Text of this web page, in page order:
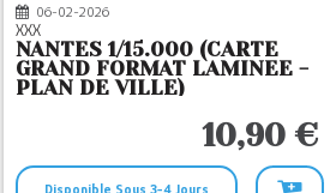
06-02-2026
XXX
NANTES 1/15.000 (CARTE
GRAND FORMAT LAMINEE -
PLAN DE VILLE)
10,90 €
Disponible Sous 3-4 Jours